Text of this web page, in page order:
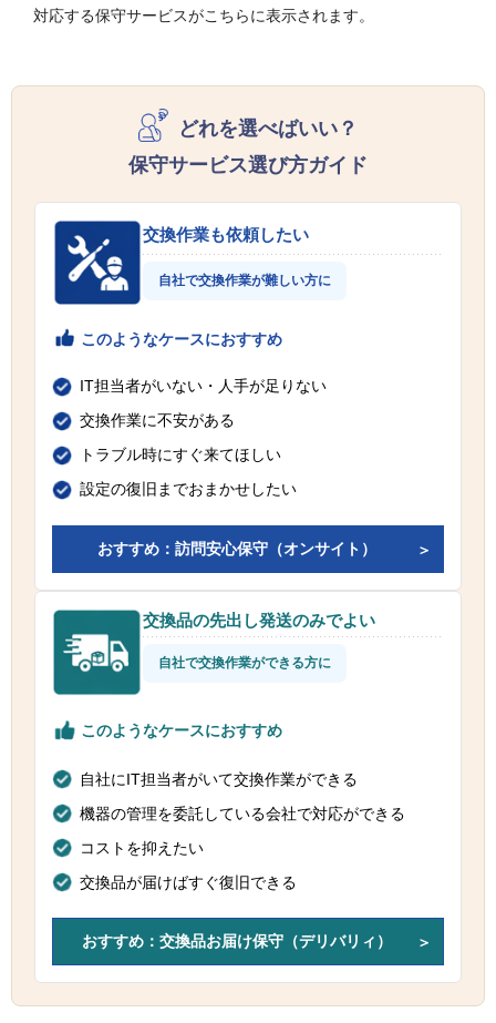
対応する保守サービスがこちらに表示されます。
どれを選べばいい？
保守サービス選び方ガイド
交換作業も依頼したい
自社で交換作業が難しい方に
このようなケースにおすすめ
IT担当者がいない・人手が足りない
交換作業に不安がある
トラブル時にすぐ来てほしい
設定の復旧までおまかせしたい
おすすめ：訪問安心保守（オンサイト）
交換品の先出し発送のみでよい
自社で交換作業ができる方に
このようなケースにおすすめ
自社にIT担当者がいて交換作業ができる
機器の管理を委託している会社で対応ができる
コストを抑えたい
交換品が届けばすぐ復旧できる
おすすめ：交換品お届け保守（デリバリィ）